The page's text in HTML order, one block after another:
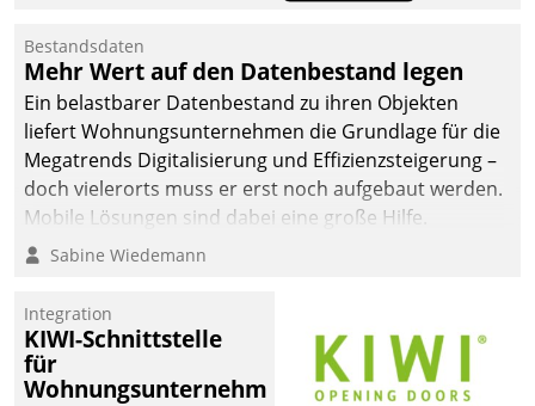
Die monatlichen
Mitteilungen zum
Heizungs- und
Wasserverbrauch gehen
automatisiert, vollständig
und auf Wunsch über
mehrere zuvor
Kommunikationswege bei
Bestandsdaten
Mehr Wert auf den Datenbestand legen
Ein belastbarer Datenbestand zu ihren Objekten
liefert Wohnungsunternehmen die Grundlage für die
Megatrends Digitalisierung und Effizienzsteigerung –
doch vielerorts muss er erst noch aufgebaut werden.
Mobile Lösungen sind dabei eine große Hilfe.
Sabine Wiedemann
Integration
KIWI-Schnittstelle
für
Wohnungsunternehmen